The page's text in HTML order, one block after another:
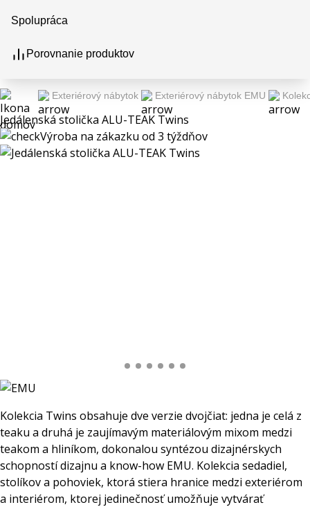
Spolupráca
Porovnanie produktov
Exteriérový nábytok Exteriérový nábytok EMU
Jedálenská stolička ALU-TEAK Twins
Výroba na zákazku od 3 týždňov
Kolekcia Twins obsahuje dve verzie dvojčiat: jedna je celá z
teaku a druhá je zaujímavým materiálovým mixom medzi
teakom a hliníkom, dokonalou syntézou dizajnérskych
schopností dizajnu a know-how EMU. Kolekcia sedadiel,
stolíkov a pohoviek, ktorá stiera hranice medzi exteriérom
a interiérom, ktorej jedinečnosť umožňuje vytvárať